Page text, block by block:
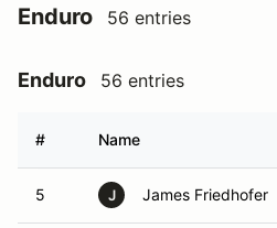
Enduro 56 entries
Enduro 56 entries
# Name
5 J James Friedhofer